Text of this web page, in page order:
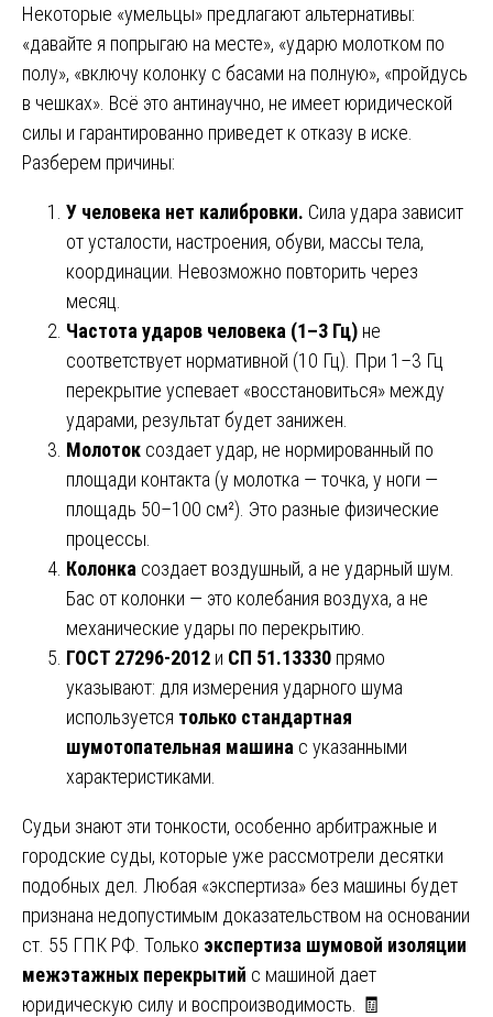
Некоторые «умельцы» предлагают альтернативы:
«давайте я попрыгаю на месте», «ударю молотком по
полу», «включу колонку с басами на полную», «пройдусь
в чешках». Всё это антинаучно, не имеет юридической
силы и гарантированно приведет к отказу в иске.
Разберем причины:
У человека нет калибровки. Сила удара зависит
от усталости, настроения, обуви, массы тела,
координации. Невозможно повторить через
месяц.
Частота ударов человека (1–3 Гц) не
соответствует нормативной (10 Гц). При 1–3 Гц
перекрытие успевает «восстановиться» между
ударами, результат будет занижен.
Молоток создает удар, не нормированный по
площади контакта (у молотка — точка, у ноги —
площадь 50–100 см²). Это разные физические
процессы.
Колонка создает воздушный, а не ударный шум.
Бас от колонки — это колебания воздуха, а не
механические удары по перекрытию.
ГОСТ 27296-2012 и СП 51.13330 прямо
указывают: для измерения ударного шума
используется только стандартная
шумотопательная машина с указанными
характеристиками.
Судьи знают эти тонкости, особенно арбитражные и
городские суды, которые уже рассмотрели десятки
подобных дел. Любая «экспертиза» без машины будет
признана недопустимым доказательством на основании
ст. 55 ГПК РФ. Только экспертиза шумовой изоляции
межэтажных перекрытий с машиной дает
юридическую силу и воспроизводимость. 🧾